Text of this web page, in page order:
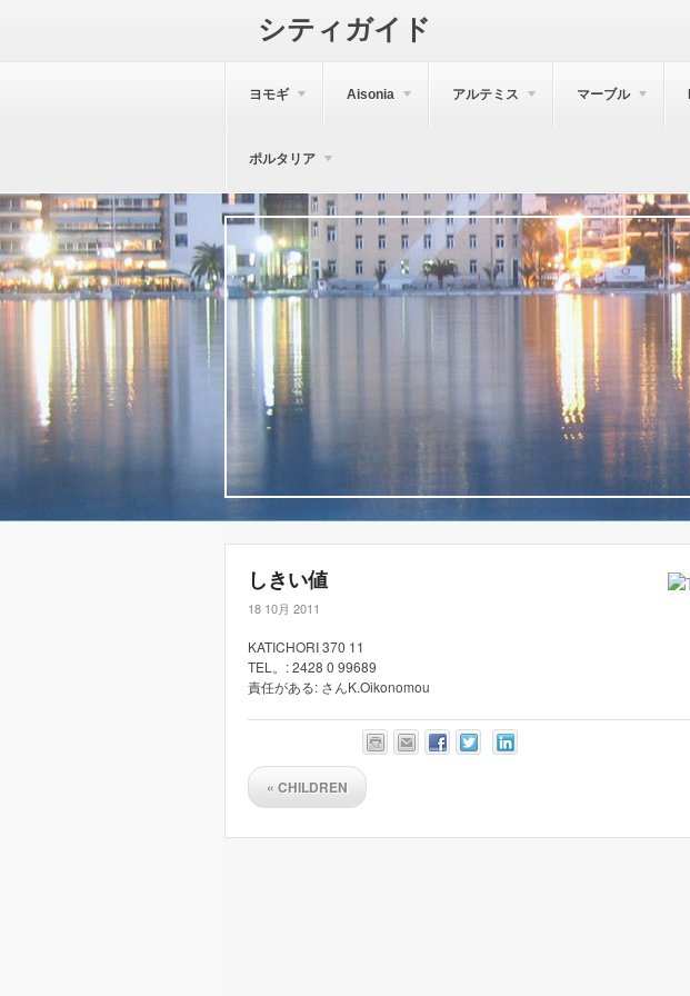
シティガイド
ヨモギ Aisonia アルテミス マーブル
ポルタリア
しきい値
18 10月 2011
KATICHORI 370 11
TEL。: 2428 0 99689
責任がある: さんK.Oikonomou
« CHILDREN